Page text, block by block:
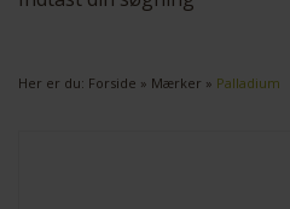
Her er du: Forside » Mærker » Palladium